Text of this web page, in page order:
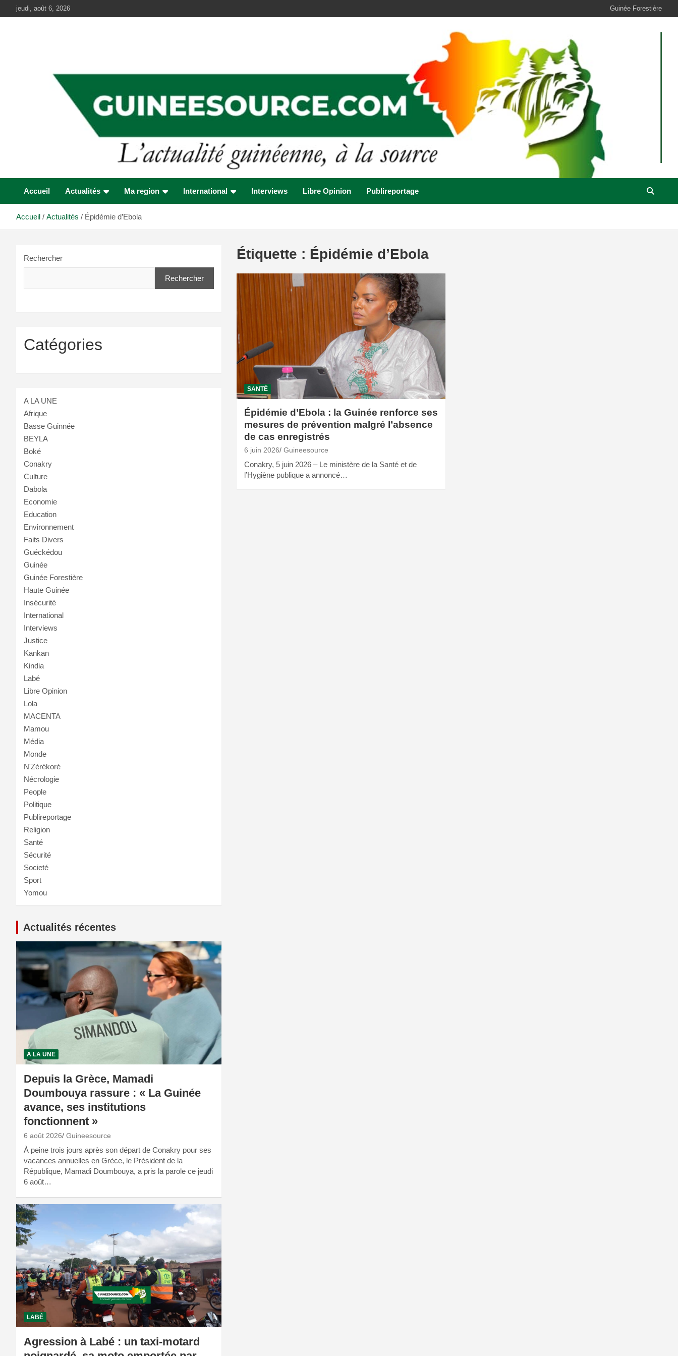
au
jeudi, août 6, 2026 Guinée Forestière
Accueil Actualités Ma region International Interviews Libre Opinion Publireportage
Accueil Actualités Épidémie d’Ebola
Étiquette : Épidémie d’Ebola
SANTÉ
Épidémie d’Ebola : la Guinée renforce ses
mesures de prévention malgré l’absence
de cas enregistrés
6 juin 2026 Guineesource
Conakry, 5 juin 2026 – Le ministère de la Santé et de
l’Hygiène publique a annoncé…
Rechercher
Rechercher
Catégories
A LA UNE
Afrique
Basse Guinnée
BEYLA
Boké
Conakry
Culture
Dabola
Economie
Education
Environnement
Faits Divers
Guéckédou
Guinée
Guinée Forestière
Haute Guinée
Insécurité
International
Interviews
Justice
Kankan
Kindia
Labé
Libre Opinion
Lola
MACENTA
Mamou
Média
Monde
N'Zérékoré
Nécrologie
People
Politique
Publireportage
Religion
Santé
Sécurité
Societé
Sport
Yomou
Actualités récentes
A LA UNE
Depuis la Grèce, Mamadi
Doumbouya rassure : « La Guinée
avance, ses institutions
fonctionnent »
6 août 2026 Guineesource
À peine trois jours après son départ de Conakry pour ses
vacances annuelles en Grèce, le Président de la
République, Mamadi Doumbouya, a pris la parole ce jeudi
6 août…
LABÉ
Agression à Labé : un taxi-motard